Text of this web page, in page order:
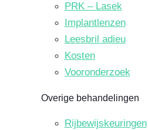
PRK – Lasek
Implantlenzen
Leesbril adieu
Kosten
Vooronderzoek
Overige behandelingen
Rijbewijskeuringen